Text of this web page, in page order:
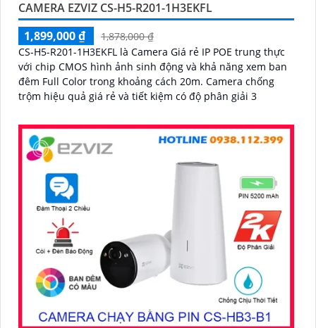
CAMERA EZVIZ CS-H5-R201-1H3EKFL
1,899,000 ₫
1,878,000 ₫
CS-H5-R201-1H3EKFL là Camera Giá rẻ IP POE trung thực
với chip CMOS hình ảnh sinh động và khả năng xem ban
đêm Full Color trong khoảng cách 20m. Camera chống
trộm hiệu quả giá rẻ và tiết kiệm có độ phân giải 3